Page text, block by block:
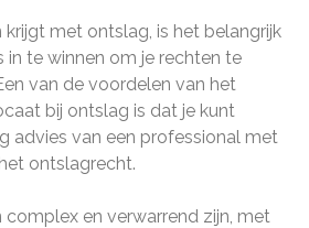
krijgt met ontslag, is het belangrijk
in te winnen om je rechten te
van de voordelen van het
bij ontslag is dat je kunt
advies van een professional met
ontslagrecht.
en verwarrend zijn, met